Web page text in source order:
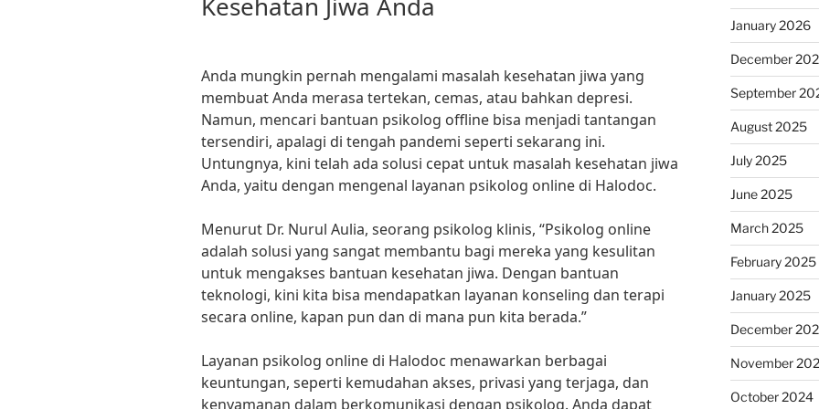
Anda mungkin pernah mengalami masalah kesehatan jiwa yang
membuat Anda merasa tertekan, cemas, atau bahkan depresi.
Namun, mencari bantuan psikolog offline bisa menjadi tantangan
tersendiri, apalagi di tengah pandemi seperti sekarang ini.
Untungnya, kini telah ada solusi cepat untuk masalah kesehatan jiwa
Anda, yaitu dengan mengenal layanan psikolog online di Halodoc.
Menurut Dr. Nurul Aulia, seorang psikolog klinis, “Psikolog online
adalah solusi yang sangat membantu bagi mereka yang kesulitan
untuk mengakses bantuan kesehatan jiwa. Dengan bantuan
teknologi, kini kita bisa mendapatkan layanan konseling dan terapi
secara online, kapan pun dan di mana pun kita berada.”
Layanan psikolog online di Halodoc menawarkan berbagai
keuntungan, seperti kemudahan akses, privasi yang terjaga, dan
kenyamanan dalam berkomunikasi dengan psikolog. Anda dapat
January 2026
December
September
August 2025
July 2025
June 2025
March 2025
February 2025
January 2025
December
November
October 2024